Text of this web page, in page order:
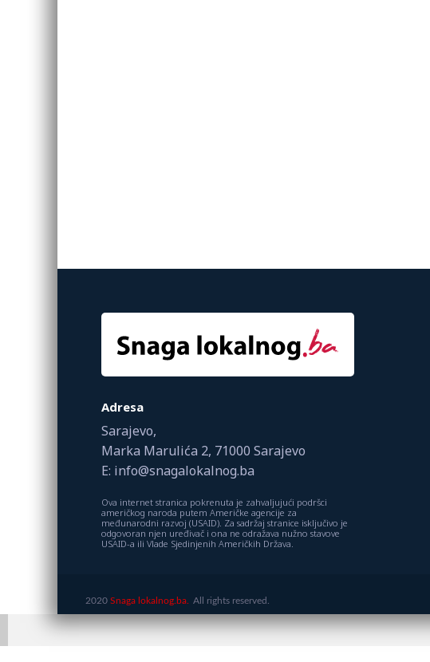
Adresa
Sarajevo,
Marka Marulića 2, 71000 Sarajevo
E: info@snagalokalnog.ba
Ova internet stranica pokrenuta je zahvaljujući podršci
američkog naroda putem Američke agencije za
međunarodni razvoj (USAID). Za sadržaj stranice isključivo je
odgovoran njen uređivač i ona ne odražava nužno stavove
USAID-a ili Vlade Sjedinjenih Američkih Država.
2020 Snaga lokalnog.ba. All rights reserved.